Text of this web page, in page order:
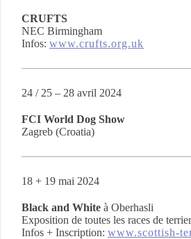
CRUFTS
NEC Birmingham
Infos: www.crufts.org.uk
24 / 25 – 28 avril 2024
FCI World Dog Show
Zagreb (Croatia)
18 + 19 mai 2024
Black and White à Oberhasli
Exposition de toutes les races de
Infos + Inscription: www.scottish-